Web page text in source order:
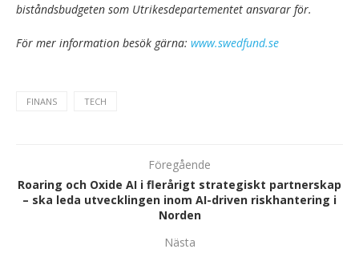
biståndsbudgeten som Utrikesdepartementet ansvarar för.
För mer information besök gärna: www.swedfund.se
FINANS TECH
Föregående
Roaring och Oxide AI i flerårigt strategiskt partnerskap
– ska leda utvecklingen inom AI-driven riskhantering i
Norden
Nästa